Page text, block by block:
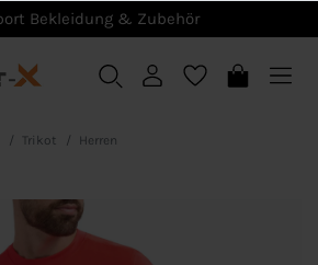
Bekleidung & Zubehör
Trikot Herren